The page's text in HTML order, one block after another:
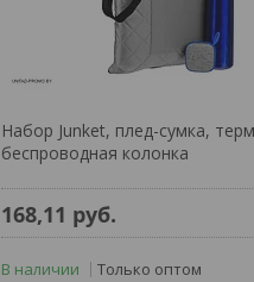
Набор Junket, плед-сумка,
беспроводная колонка
168,11 руб.
В наличии Только оптом